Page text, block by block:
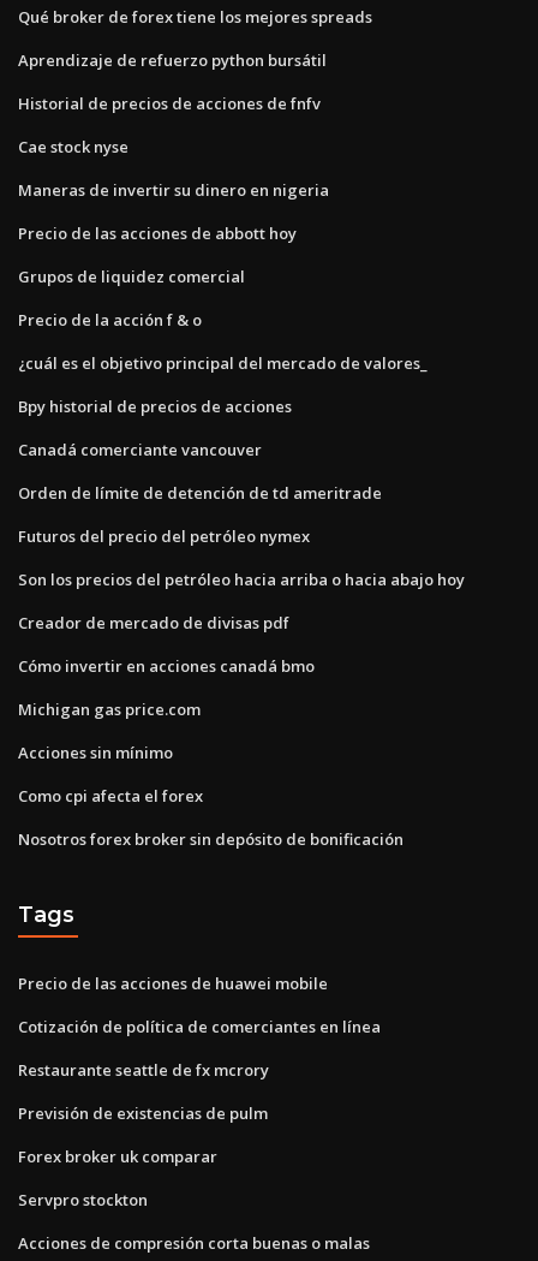
Qué broker de forex tiene los mejores spreads
Aprendizaje de refuerzo python bursátil
Historial de precios de acciones de fnfv
Cae stock nyse
Maneras de invertir su dinero en nigeria
Precio de las acciones de abbott hoy
Grupos de liquidez comercial
Precio de la acción f & o
¿cuál es el objetivo principal del mercado de valores_
Bpy historial de precios de acciones
Canadá comerciante vancouver
Orden de límite de detención de td ameritrade
Futuros del precio del petróleo nymex
Son los precios del petróleo hacia arriba o hacia abajo hoy
Creador de mercado de divisas pdf
Cómo invertir en acciones canadá bmo
Michigan gas price.com
Acciones sin mínimo
Como cpi afecta el forex
Nosotros forex broker sin depósito de bonificación
Tags
Precio de las acciones de huawei mobile
Cotización de política de comerciantes en línea
Restaurante seattle de fx mcrory
Previsión de existencias de pulm
Forex broker uk comparar
Servpro stockton
Acciones de compresión corta buenas o malas